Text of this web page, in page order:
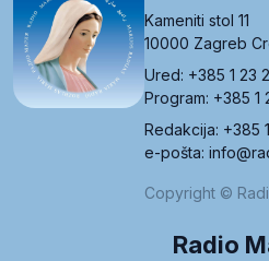
Kameniti stol 11
10000 Zagreb
Ured: +385 1 23
Program: +385
Redakcija: +385
e-pošta:
Copyright ©
Radio